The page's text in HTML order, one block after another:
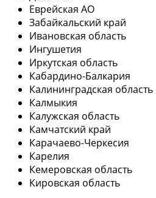
Еврейская АО
Забайкальский край
Ивановская область
Ингушетия
Иркутская область
Кабардино-Балкария
Калининградская область
Калмыкия
Калужская область
Камчатский край
Карачаево-Черкесия
Карелия
Кемеровская область
Кировская область